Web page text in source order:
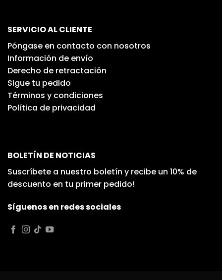
SERVICIO AL CLIENTE
Póngase en contacto con nosotros
Información de envío
Derecho de retractación
Sigue tu pedido
Términos y condiciones
Política de privacidad
BOLETÍN DE NOTICIAS
Suscríbete a nuestro boletín y recibe un 10% de
descuento en tu primer pedido!
Síguenos en redes sociales